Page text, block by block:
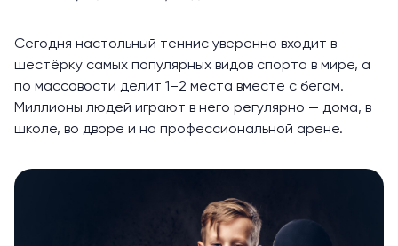
Сегодня настольный теннис уверенно входит в
шестёрку самых популярных видов спорта в мире, а
по массовости делит 1–2 места вместе с бегом.
Миллионы людей играют в него регулярно — дома, в
школе, во дворе и на профессиональной арене.